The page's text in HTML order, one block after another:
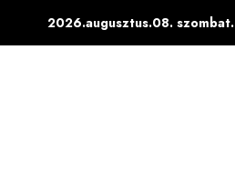
2026.augusztus.08. szombat.